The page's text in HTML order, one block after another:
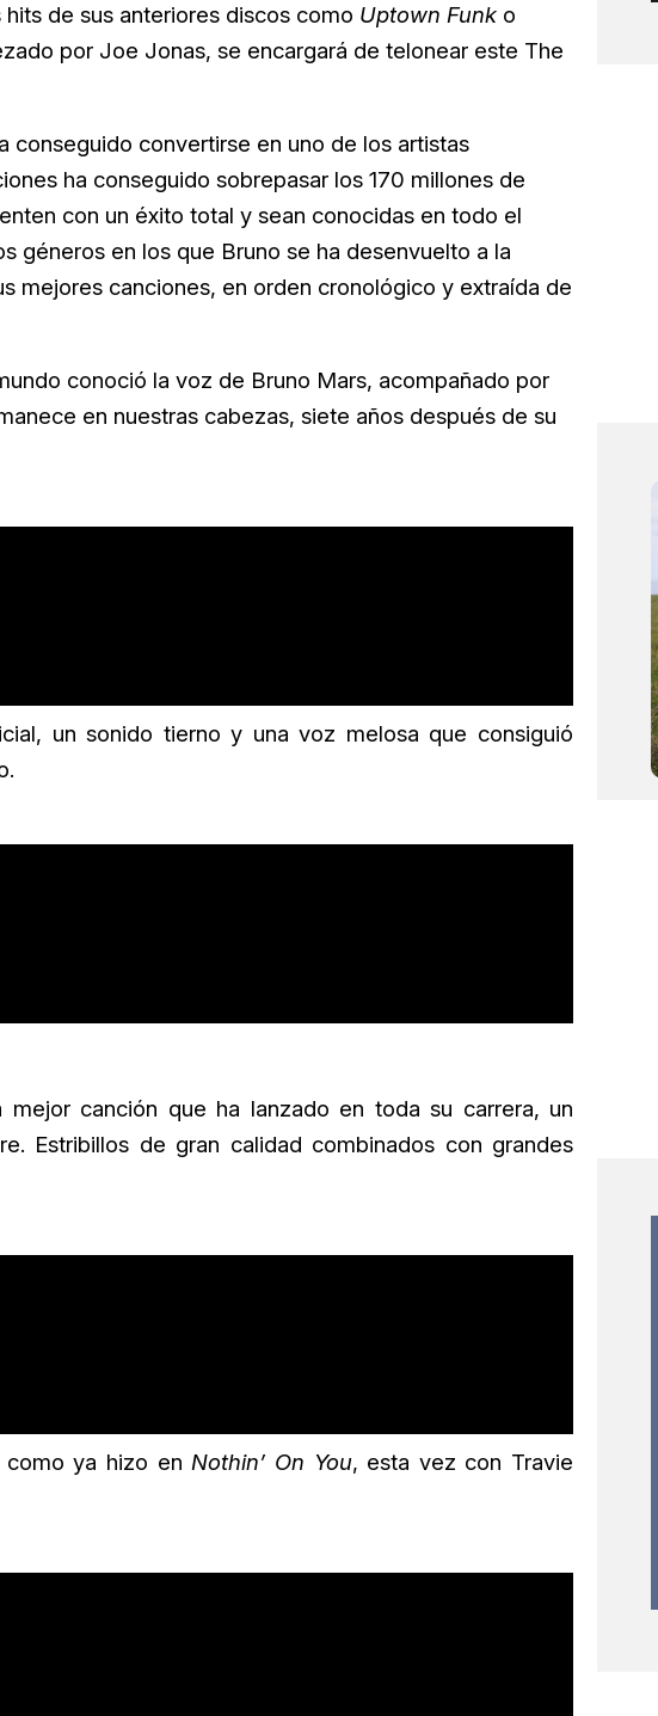
de sus anteriores discos como Uptown Funk o
por Joe Jonas, se encargará de telonear este The
conseguido convertirse en uno de los artistas
ha conseguido sobrepasar los 170 millones de
con un éxito total y sean conocidas en todo el
géneros en los que Bruno se ha desenvuelto a la
mejores canciones, en orden cronológico y extraída de
conoció la voz de Bruno Mars, acompañado por
en nuestras cabezas, siete años después de su
un sonido tierno y una voz melosa que consiguió
canción que ha lanzado en toda su carrera, un
Estribillos de gran calidad combinados con grandes
como ya hizo en Nothin’ On You, esta vez con Travie